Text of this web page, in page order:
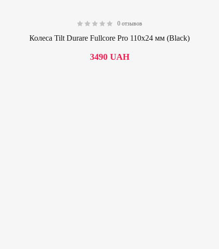
0 отзывов
Колеса Tilt Durare Fullcore Pro 110х24 мм (Black)
3490 UAH